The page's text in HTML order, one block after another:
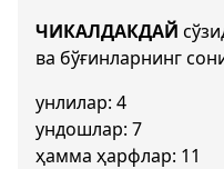
ЧИКАЛДАКДАЙ
ва бўғинларнинг
унлилар: 4
ундошлар: 7
ҳамма ҳарфлар: 11